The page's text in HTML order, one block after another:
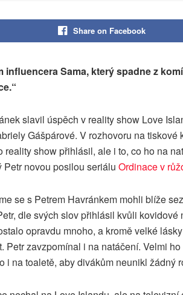
Share on Facebook
influencera Sama, který spadne z
slavil úspěch v reality show Love
Gášpárové. V rozhovoru na
reality show přihlásil, ale i to, co ho na
Petr novou posilou seriálu Ordinace v
se s Petrem Havránkem mohli blíže
dle svých slov přihlásil kvůli
opravdu mnoho, a kromě velké
Petr zavzpomínal i na natáčení. Velmi
i na toaletě, aby divákům neunikl žádný